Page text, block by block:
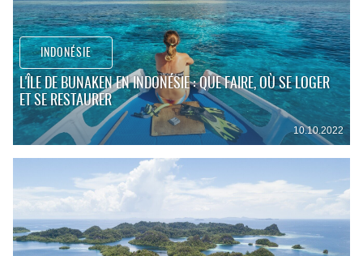
INDONÉSIE
L'ÎLE DE BUNAKEN EN INDONÉSIE : QUE FAIRE, OÙ SE LOGER
ET SE RESTAURER
10.10.2022